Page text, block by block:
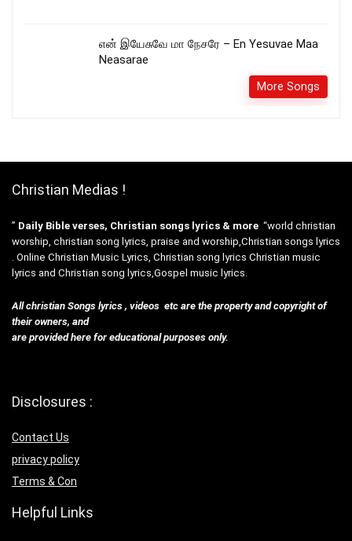
என் இயேசுவே மா நேசரே – En Yesuvae Maa
Neasarae
More Songs
Christian Medias !
” Daily Bible verses, Christian songs lyrics & more “world christian
worship, christian song lyrics, praise and worship,Christian songs lyrics
. Online Christian Music Lyrics, Christian song lyrics Christian music
lyrics and Christian song lyrics,Gospel music lyrics.
All christian Songs lyrics , videos etc are the property and copyright of
their owners, and
are provided here for educational purposes only.
Disclosures :
Contact Us
privacy policy
Terms & Con
Helpful Links